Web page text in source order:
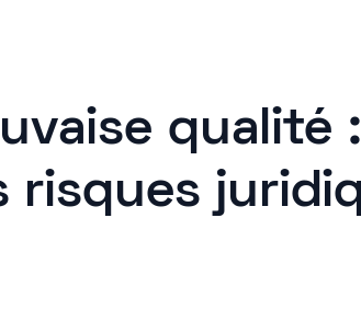
qualité
risques